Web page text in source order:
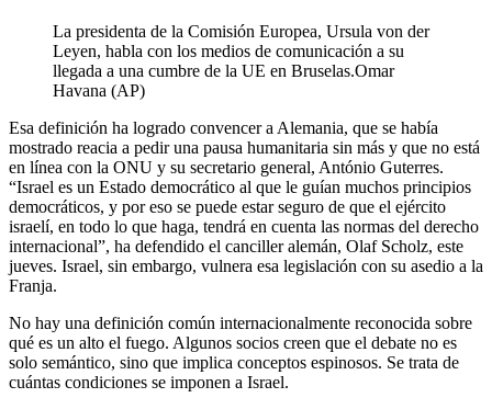
La presidenta de la Comisión Europea, Ursula von der
Leyen, habla con los medios de comunicación a su
llegada a una cumbre de la UE en Bruselas.Omar
Havana (AP)
Esa definición ha logrado convencer a Alemania, que se había
mostrado reacia a pedir una pausa humanitaria sin más y que no está
en línea con la ONU y su secretario general, António Guterres.
“Israel es un Estado democrático al que le guían muchos principios
democráticos, y por eso se puede estar seguro de que el ejército
israelí, en todo lo que haga, tendrá en cuenta las normas del derecho
internacional”, ha defendido el canciller alemán, Olaf Scholz, este
jueves. Israel, sin embargo, vulnera esa legislación con su asedio a la
Franja.
No hay una definición común internacionalmente reconocida sobre
qué es un alto el fuego. Algunos socios creen que el debate no es
solo semántico, sino que implica conceptos espinosos. Se trata de
cuántas condiciones se imponen a Israel.